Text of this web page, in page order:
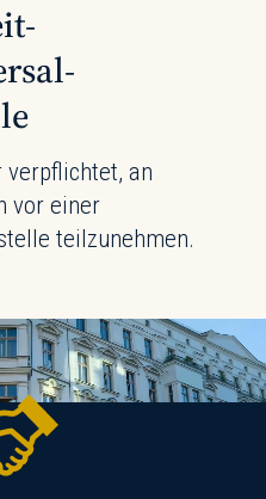
an
vor einer
teilzunehmen.